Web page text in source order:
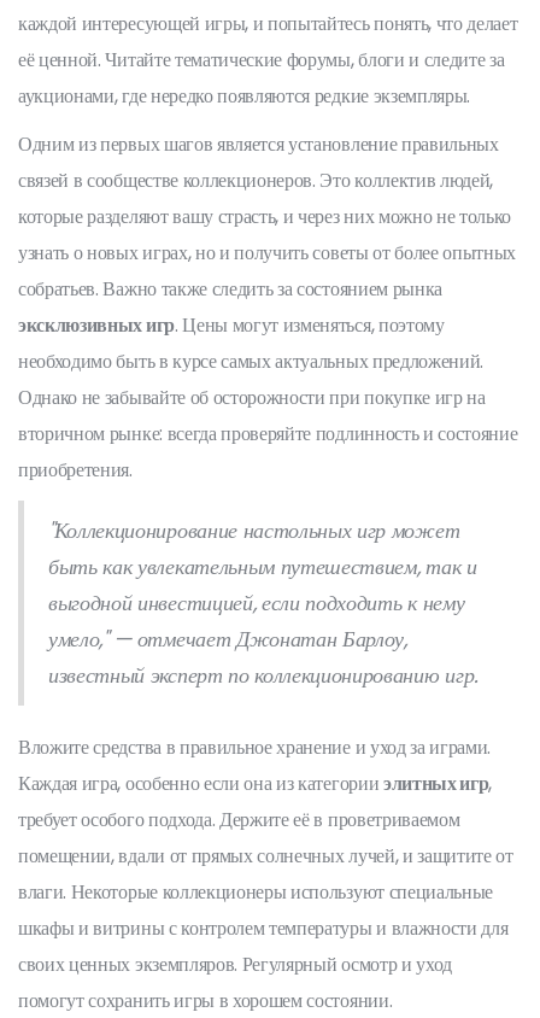
каждой интересующей игры, и попытайтесь понять, что делает
её ценной. Читайте тематические форумы, блоги и следите за
аукционами, где нередко появляются редкие экземпляры.
Одним из первых шагов является установление правильных
связей в сообществе коллекционеров. Это коллектив людей,
которые разделяют вашу страсть, и через них можно не только
узнать о новых играх, но и получить советы от более опытных
собратьев. Важно также следить за состоянием рынка
эксклюзивных игр. Цены могут изменяться, поэтому
необходимо быть в курсе самых актуальных предложений.
Однако не забывайте об осторожности при покупке игр на
вторичном рынке: всегда проверяйте подлинность и состояние
приобретения.
"Коллекционирование настольных игр может
быть как увлекательным путешествием, так и
выгодной инвестицией, если подходить к нему
умело," — отмечает Джонатан Барлоу,
известный эксперт по коллекционированию игр.
Вложите средства в правильное хранение и уход за играми.
Каждая игра, особенно если она из категорииэлитных игр,
требует особого подхода. Держите её в проветриваемом
помещении, вдали от прямых солнечных лучей, и защитите от
влаги. Некоторые коллекционеры используют специальные
шкафы и витрины с контролем температуры и влажности для
своих ценных экземпляров. Регулярный осмотр и уход
помогут сохранить игры в хорошем состоянии.